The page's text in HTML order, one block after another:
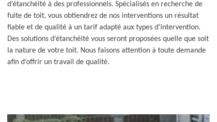
d’étanchéité à des professionnels. Spécialisés en recherche de
fuite de toit, vous obtiendrez de nos interventions un résultat
fiable et de qualité à un tarif adapté aux types d’intervention.
Des solutions d’étanchéité vous seront proposées quelle que soit
la nature de votre toit. Nous faisons attention à toute demande
afin d’offrir un travail de qualité.